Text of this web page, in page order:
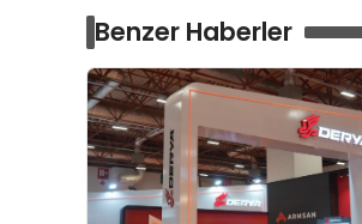
Benzer Haberler